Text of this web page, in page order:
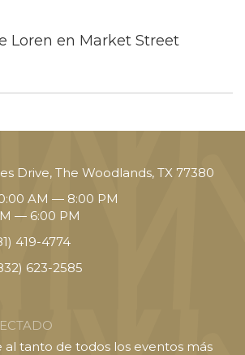
Loren en Market Street
Drive, The Woodlands, TX 77380
AM — 8:00 PM
— 6:00 PM
419-4774
623-2585
al tanto de todos los eventos más